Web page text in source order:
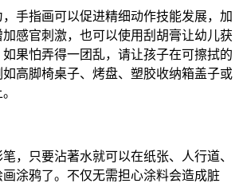
指画可以促进精细动作技能发展，加
感官刺激，也可以使用刮胡膏让幼儿获
果怕弄得一团乱，请让孩子在可擦拭的
高脚椅桌子、烤盘、塑胶收纳箱盖子或
只要沾著水就可以在纸张、人行道、
涂鸦了。不仅无需担心涂料会造成脏